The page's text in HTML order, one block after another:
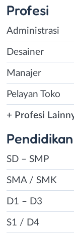
Profesi
Administrasi
Desainer
Manajer
Pelayan Toko
+ Profesi
Pendidikan
SD – SMP
SMA / SMK
D1 – D3
S1 / D4